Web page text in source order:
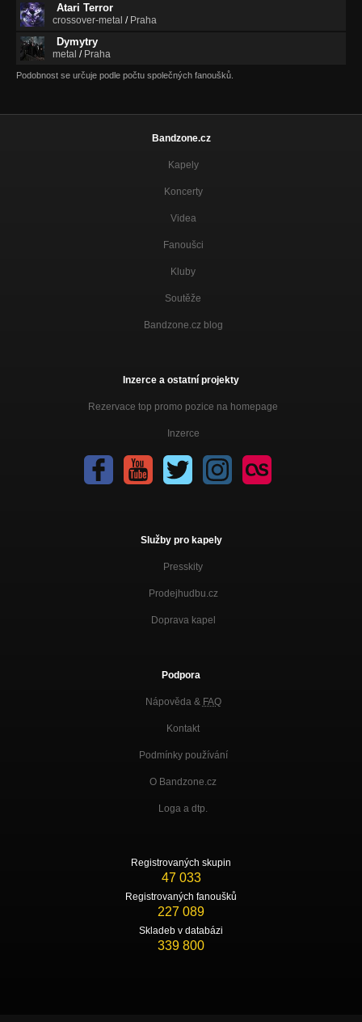
Atari Terror
crossover-metal / Praha
Dymytry
metal / Praha
Podobnost se určuje podle počtu společných fanoušků.
Bandzone.cz
Kapely
Koncerty
Videa
Fanoušci
Kluby
Soutěže
Bandzone.cz blog
Inzerce a ostatní projekty
Rezervace top promo pozice na homepage
Inzerce
Služby pro kapely
Presskity
Prodejhudbu.cz
Doprava kapel
Podpora
Nápověda & FAQ
Kontakt
Podmínky používání
O Bandzone.cz
Loga a dtp.
Registrovaných skupin
47 033
Registrovaných fanoušků
227 089
Skladeb v databázi
339 800